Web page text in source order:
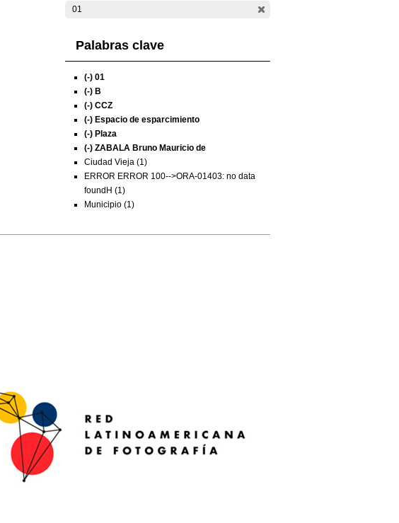
01
Palabras clave
(-) 01
(-) B
(-) CCZ
(-) Espacio de esparcimiento
(-) Plaza
(-) ZABALA Bruno Mauricio de
Ciudad Vieja (1)
ERROR ERROR 100-->ORA-01403: no data
foundH (1)
Municipio (1)